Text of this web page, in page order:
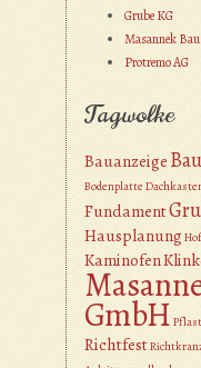
Grube KG
Masannek
Protremo AG
Tagwolke
Bauanzeige
Bodenplatte
Fundament
Hausplanung
Kaminofen
GmbH
Richtfest